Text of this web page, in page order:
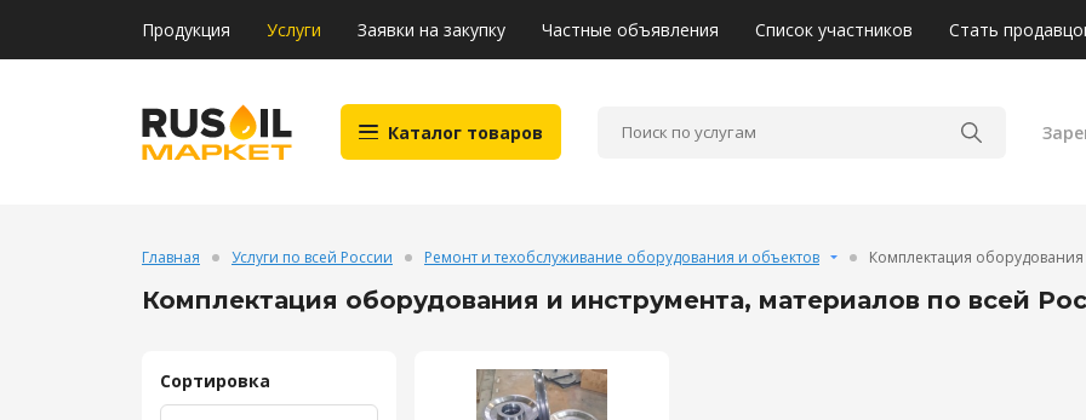
Продукция Услуги Заявки на закупку Частные объявления Список участников Стать
Каталог товаров
Главная Услуги по всей России Ремонт и техобслуживание оборудования и объектов Комплектация
Комплектация оборудования и инструмента, материалов по всей
Сортировка